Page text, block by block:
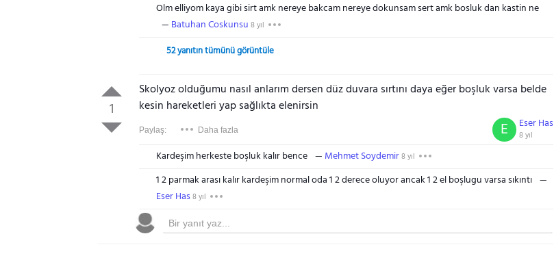
Olm elliyom kaya gibi sirt amk nereye bakcam nereye dokunsam sert amk bosluk dan kastin ne
Batuhan Coskunsu 8 yıl
52 yanıtın tümünü görüntüle
1
Skolyoz olduğumu nasıl anlarım dersen düz duvara sırtını daya eğer boşluk varsa belde
kesin hareketleri yap sağlıkta elenirsin
Paylaş: Daha fazla Eser Has
8 yıl
E
Kardeşim herkeste boşluk kalır bence Mehmet Soydemir8 yıl
1 2 parmak arası kalır kardeşim normal oda 1 2 derece oluyor ancak 1 2 el boşlugu varsa sıkıntı
Eser Has8 yıl